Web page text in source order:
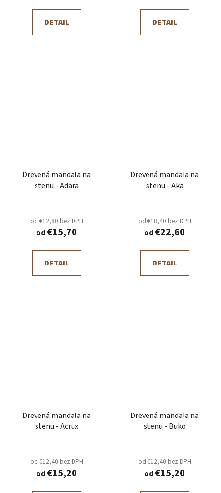
DETAIL DETAIL
Drevená mandala na
stenu - Adara
od €12,80 bez DPH
od€15,70
DETAIL
Drevená mandala na
stenu - Aka
od €18,40 bez DPH
od€22,60
DETAIL
Drevená mandala na
stenu - Acrux
od €12,40 bez DPH
od€15,20
Drevená mandala na
stenu - Buko
od €12,40 bez DPH
od€15,20